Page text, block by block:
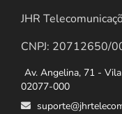
JHR
CNPJ: 20712650/
Av. Angelina, 71 -
02077-000